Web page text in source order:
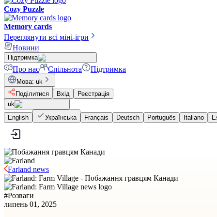
Cozy Puzzle
Memory cards
Переглянути всі міні-ігри
Новини
Підтримка
Про нас Спільнота Підтримка
Мова: uk
Поділитися
Вхід
Реєстрація
uk
English
Українська Français Deutsch Português Italiano
Farland news
#Розваги
липень 01, 2025